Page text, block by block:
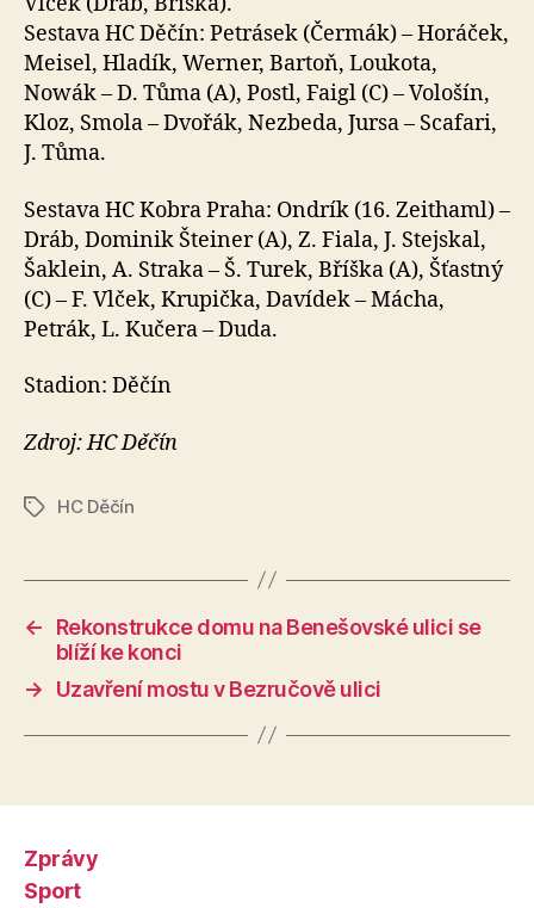
Sestava HC Děčín: Petrásek (Čermák) – Horáček,
Meisel, Hladík, Werner, Bartoň, Loukota,
Nowák – D. Tůma (A), Postl, Faigl (C) – Vološín,
Kloz, Smola – Dvořák, Nezbeda, Jursa – Scafari,
J. Tůma.
Sestava HC Kobra Praha: Ondrík (16. Zeithaml) –
Dráb, Dominik Šteiner (A), Z. Fiala, J. Stejskal,
Šaklein, A. Straka – Š. Turek, Bříška (A), Šťastný
(C) – F. Vlček, Krupička, Davídek – Mácha,
Petrák, L. Kučera – Duda.
Stadion: Děčín
Zdroj: HC Děčín
ŠtítkyHC Děčín
←
Rekonstrukce domu na Benešovské ulici se
blíží ke konci
→
Uzavření mostu v Bezručově ulici
Zprávy
Sport